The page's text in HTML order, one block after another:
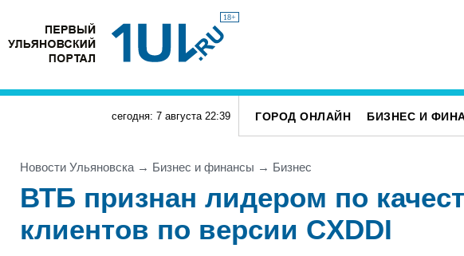
18+
сегодня: 7 августа 22:39 ГОРОД ОНЛАЙН БИЗНЕС И
Новости Ульяновска → Бизнес и финансы → Бизнес
ВТБ признан лидером по
клиентов по версии CXDDI